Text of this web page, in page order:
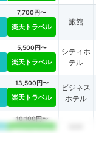
7,700円〜
楽天トラベル
旅館
5,500円〜
楽天トラベル
シティホ
テル
13,500円〜
楽天トラベル
ビジネス
ホテル
10,100円〜
楽天トラベル